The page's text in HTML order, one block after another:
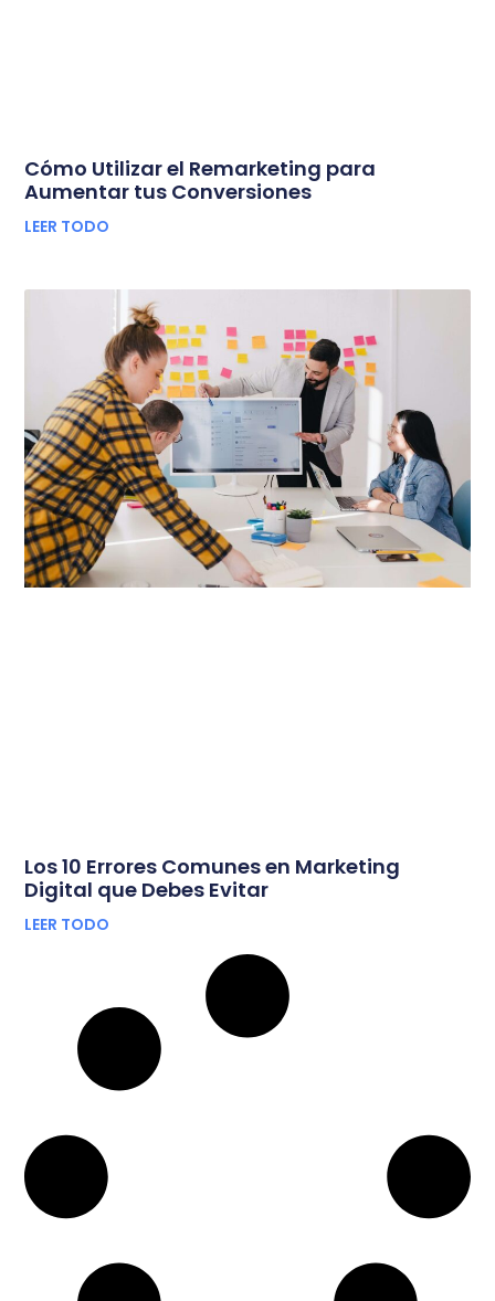
Cómo Utilizar el Remarketing para
Aumentar tus Conversiones
LEER TODO
Los 10 Errores Comunes en Marketing
Digital que Debes Evitar
LEER TODO